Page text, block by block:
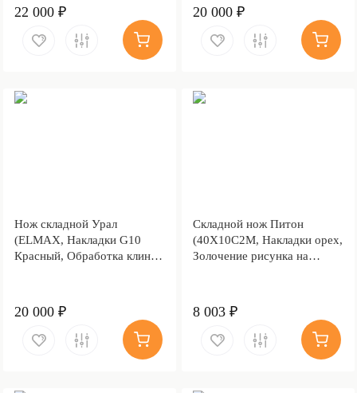
22 000 ₽ 20 000 ₽
Нож складной Урал
(ELMAX, Накладки G10
Красный, Обработка клинка
20 000 ₽
Складной нож Питон
(40Х10С2М, Накладки орех,
Золочение рисунка на
8 003 ₽